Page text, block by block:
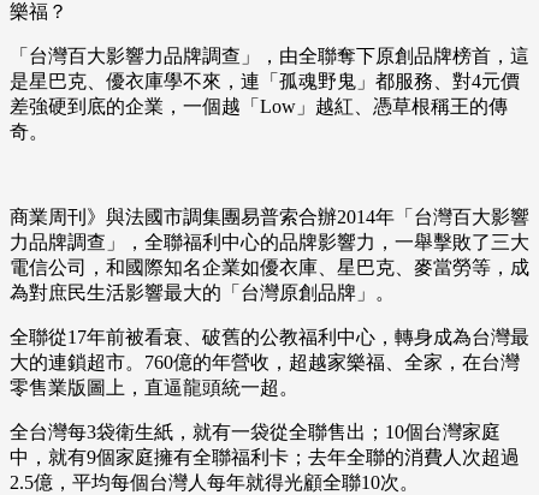
樂福？
「台灣百大影響力品牌調查」，由全聯奪下原創品牌榜首，這
是星巴克、優衣庫學不來，連「孤魂野鬼」都服務、對4元價
差強硬到底的企業，一個越「Low」越紅、憑草根稱王的傳
奇。
商業周刊》與法國市調集團易普索合辦2014年「台灣百大影響
力品牌調查」，全聯福利中心的品牌影響力，一舉擊敗了三大
電信公司，和國際知名企業如優衣庫、星巴克、麥當勞等，成
為對庶民生活影響最大的「台灣原創品牌」。
全聯從17年前被看衰、破舊的公教福利中心，轉身成為台灣最
大的連鎖超市。760億的年營收，超越家樂福、全家，在台灣
零售業版圖上，直逼龍頭統一超。
全台灣每3袋衛生紙，就有一袋從全聯售出；10個台灣家庭
中，就有9個家庭擁有全聯福利卡；去年全聯的消費人次超過
2.5億，平均每個台灣人每年就得光顧全聯10次。